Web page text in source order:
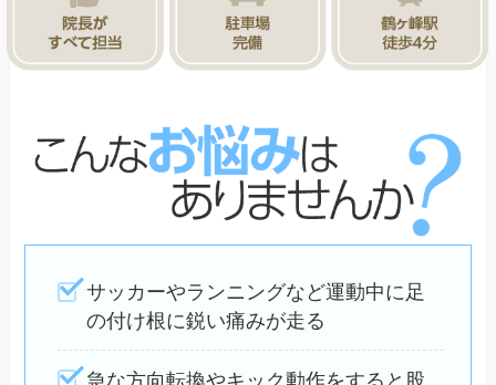
サッカーやランニングなど運動中に足
の付け根に鋭い痛みが走る
急な方向転換やキック動作をすると股